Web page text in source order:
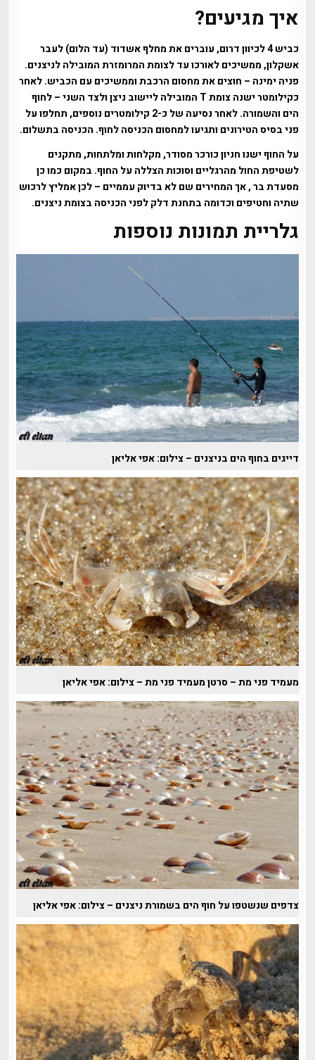
איך מגיעים?
כביש 4 לכיוון דרום, עוברים את מחלף אשדוד (עד הלום) לעבר
אשקלון, ממשיכים לאורכו עד לצומת המרומזרת המובילה לניצנים.
פניה ימינה – חוצים את מחסום הרכבת וממשיכים עם הכביש. לאחר
כקילומטר ישנה צומת T המובילה ליישוב ניצן ולצד השני – לחוף
הים והשמורה. לאחר נסיעה של כ-2 קילומטרים נוספים, תחלפו על
פני בסיס הטירונים ותגיעו למחסום הכניסה לחוף. הכניסה בתשלום.
על החוף ישנו חניון כורכר מסודר, מקלחות ומלתחות, מתקנים
לשטיפת החול מהרגליים וסוכות הצללה על החוף. במקום כמו כן
מסעדת בר , אך המחירים שם לא בדיוק עממיים – לכן אמליץ לרכוש
שתיה וחטיפים וכדומה בתחנת דלק לפני הכניסה בצומת ניצנים.
גלריית תמונות נוספות
דייגים בחוף הים בניצנים – צילום: אפי אליאן
מעמיד פני מת – סרטן מעמיד פני מת – צילום: אפי אליאן
צדפים שנשטפו על חוף הים בשמורת ניצנים – צילום: אפי אליאן